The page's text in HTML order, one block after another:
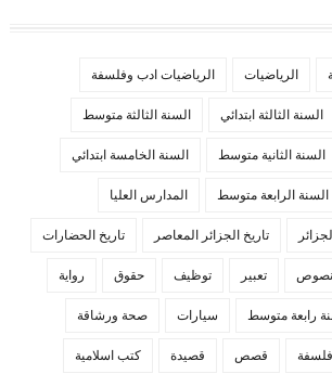
الرياضيات الرياضيات ادب وفلسفة
السنة الثالثة ابتدائي السنة الثالثة متوسط
السنة الثانية متوسط السنة الخامسة ابتدائي
السنة الرابعة متوسط المدارس العليا
تاريخ الجزائر المعاصر تاريخ الحضارات
نصوص تعبير توظيف حقوق رواية
رابعة متوسط سيارات صحة ورشاقة
فلسفة قصص قصيدة كتب اسلامية